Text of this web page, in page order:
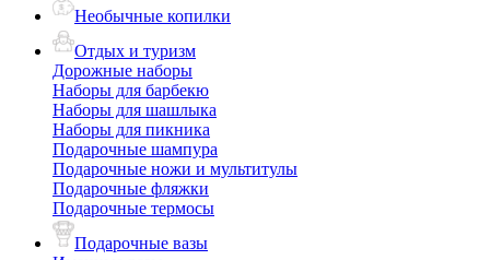
Необычные копилки
Отдых и туризм
Дорожные наборы
Наборы для барбекю
Наборы для шашлыка
Наборы для пикника
Подарочные шампура
Подарочные ножи и мультитулы
Подарочные фляжки
Подарочные термосы
Подарочные вазы